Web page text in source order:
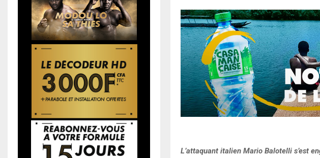
L’attaquant italien Mario Balotelli s’est